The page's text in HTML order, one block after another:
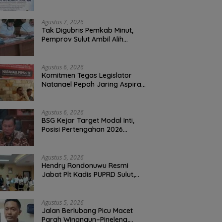
Agustus 7, 2026
Tak Digubris Pemkab Minut,
Pemprov Sulut Ambil Alih
Agustus 6, 2026
Komitmen Tegas Legislator
Natanael Pepah Jaring Aspirasi
Infrastruktur
Agustus 6, 2026
BSG Kejar Target Modal Inti,
Posisi Pertengahan 2026
Agustus 5, 2026
Hendry Rondonuwu Resmi
Jabat Plt Kadis PUPRD Sulut,
Layanan Publik
Agustus 5, 2026
Jalan Berlubang Picu Macet
Parah Winangun–Pineleng,